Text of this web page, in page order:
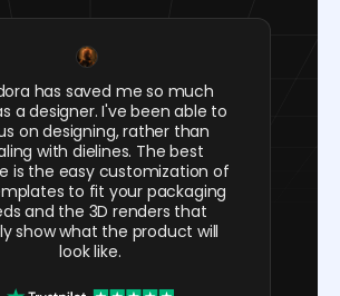
has saved me so much
a designer. I've been able to
on designing, rather than
with dielines. The best
is the easy customization of
to fit your packaging
and the 3D renders that
show what the product will
look like.